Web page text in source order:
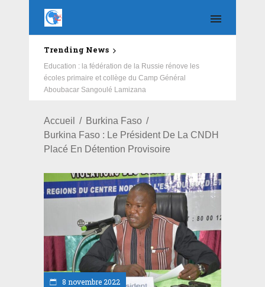
Trending News
Education : la fédération de la Russie rénove les
écoles primaire et collège du Camp Général
Aboubacar Sangoulé Lamizana
Accueil
Burkina Faso
Burkina Faso : Le Président De La CNDH
Placé En Détention Provisoire
8 novembre 2022